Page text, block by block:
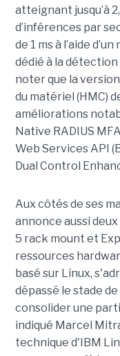
atteignant jusqu’à
d’inférences par
de 1 ms à l’aide
dédié à la détection
noter que la
du matériel (HMC)
améliorations
Native RADIUS
Web Services API
Dual Control
Aux côtés de ses
annonce aussi
5 rack mount et
ressources
basé sur Linux,
dépassé le stade
consolider une
indiqué Marcel
technique d'IBM